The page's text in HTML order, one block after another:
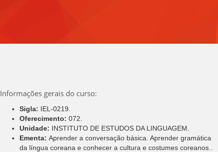
Informações gerais do curso:
Sigla: IEL-0219.
Oferecimento: 072.
Unidade: INSTITUTO DE ESTUDOS DA LINGUAGEM.
Ementa: Aprender a conversação básica. Aprender gramática
da língua coreana e conhecer a cultura e costumes coreanos..